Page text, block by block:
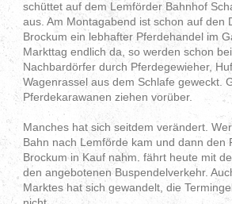
schüttet auf dem Lemförder Bahnhof
aus. Am Montagabend ist schon auf den
Brockum ein lebhafter Pferdehandel im
Markttag endlich da, so werden schon
Nachbardörfer durch Pferdegewieher,
Wagenrassel aus dem Schlafe geweckt.
Pferdekarawanen ziehen vorüber.
Manches hat sich seitdem verändert.
Bahn nach Lemförde kam und dann den
Brockum in Kauf nahm. fährt heute mit
den angebotenen Buspendelverkehr.
Marktes hat sich gewandelt, die